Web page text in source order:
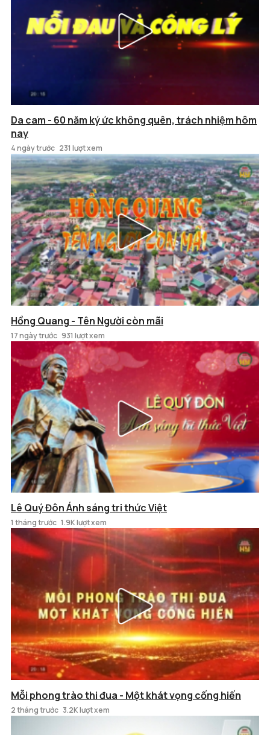
Da cam - 60 năm ký ức không quên, trách nhiệm hôm
nay
4 ngày trước 231 lượt xem
Hồng Quang - Tên Người còn mãi
17 ngày trước 931 lượt xem
Lê Quý Đôn Ánh sáng tri thức Việt
1 tháng trước 1.9K lượt xem
Mỗi phong trào thi đua - Một khát vọng cống hiến
2 tháng trước 3.2K lượt xem